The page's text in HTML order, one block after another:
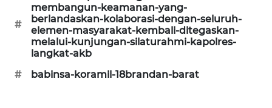
#
membangun-keamanan-yang-
berlandaskan-kolaborasi-dengan-seluruh-
elemen-masyarakat-kembali-ditegaskan-
melalui-kunjungan-silaturahmi-kapolres-
langkat-akb
#
babinsa-koramil-18brandan-barat
NEWS
FISUELRI
ID
ENERGI